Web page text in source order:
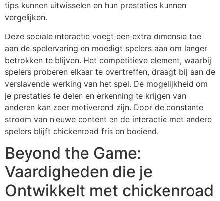
tips kunnen uitwisselen en hun prestaties kunnen
vergelijken.
Deze sociale interactie voegt een extra dimensie toe
aan de spelervaring en moedigt spelers aan om langer
betrokken te blijven. Het competitieve element, waarbij
spelers proberen elkaar te overtreffen, draagt bij aan de
verslavende werking van het spel. De mogelijkheid om
je prestaties te delen en erkenning te krijgen van
anderen kan zeer motiverend zijn. Door de constante
stroom van nieuwe content en de interactie met andere
spelers blijft chickenroad fris en boeiend.
Beyond the Game:
Vaardigheden die je
Ontwikkelt met chickenroad